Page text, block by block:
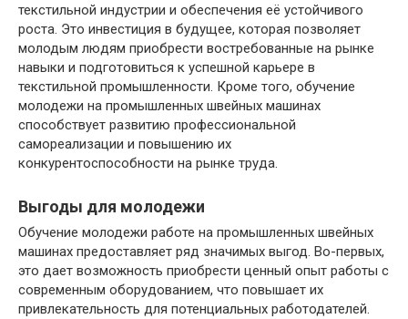
текстильной индустрии и обеспечения её устойчивого
роста. Это инвестиция в будущее, которая позволяет
молодым людям приобрести востребованные на рынке
навыки и подготовиться к успешной карьере в
текстильной промышленности. Кроме того, обучение
молодежи на промышленных швейных машинах
способствует развитию профессиональной
самореализации и повышению их
конкурентоспособности на рынке труда.
Выгоды для молодежи
Обучение молодежи работе на промышленных швейных
машинах предоставляет ряд значимых выгод. Во-первых,
это дает возможность приобрести ценный опыт работы с
современным оборудованием, что повышает их
привлекательность для потенциальных работодателей.